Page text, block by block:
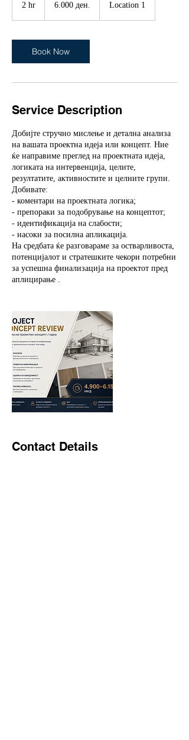
2 hr
денари
6.000 ден. Location 1
Book Now
Service Description
Добијте стручно мислење и детална анализа
на вашата проектна идеја или концепт. Ние
ќе направиме преглед на проектната идеја,
логиката на интервенција, целите,
резултатите, активностите и целните групи.
Добивате:
- коментари на проектната логика;
- препораки за подобрување на концептот;
- идентификација на слабости;
- насоки за посилна апликација.
На средбата ќе разговараме за остварливоста,
потенцијалот и стратешките чекори потребни
за успешна финализација на проектот пред
аплицирање .
Contact Details